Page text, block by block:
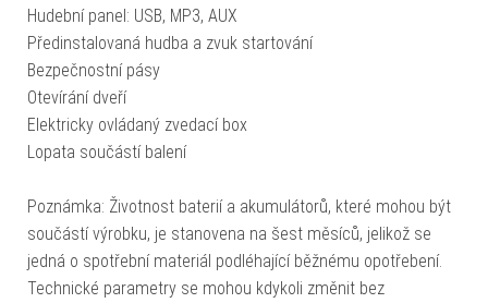
Hudební panel: USB, MP3, AUX
Předinstalovaná hudba a zvuk startování
Bezpečnostní pásy
Otevírání dveří
Elektricky ovládaný zvedací box
Lopata součástí balení
Poznámka: Životnost baterií a akumulátorů, které mohou být
součástí výrobku, je stanovena na šest měsíců, jelikož se
jedná o spotřební materiál podléhající běžnému opotřebení.
Technické parametry se mohou kdykoli změnit bez